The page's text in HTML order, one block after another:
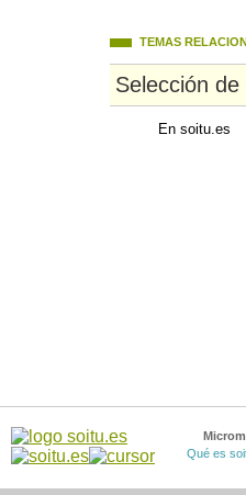
TEMAS
Selección
En soitu.es
Qué es